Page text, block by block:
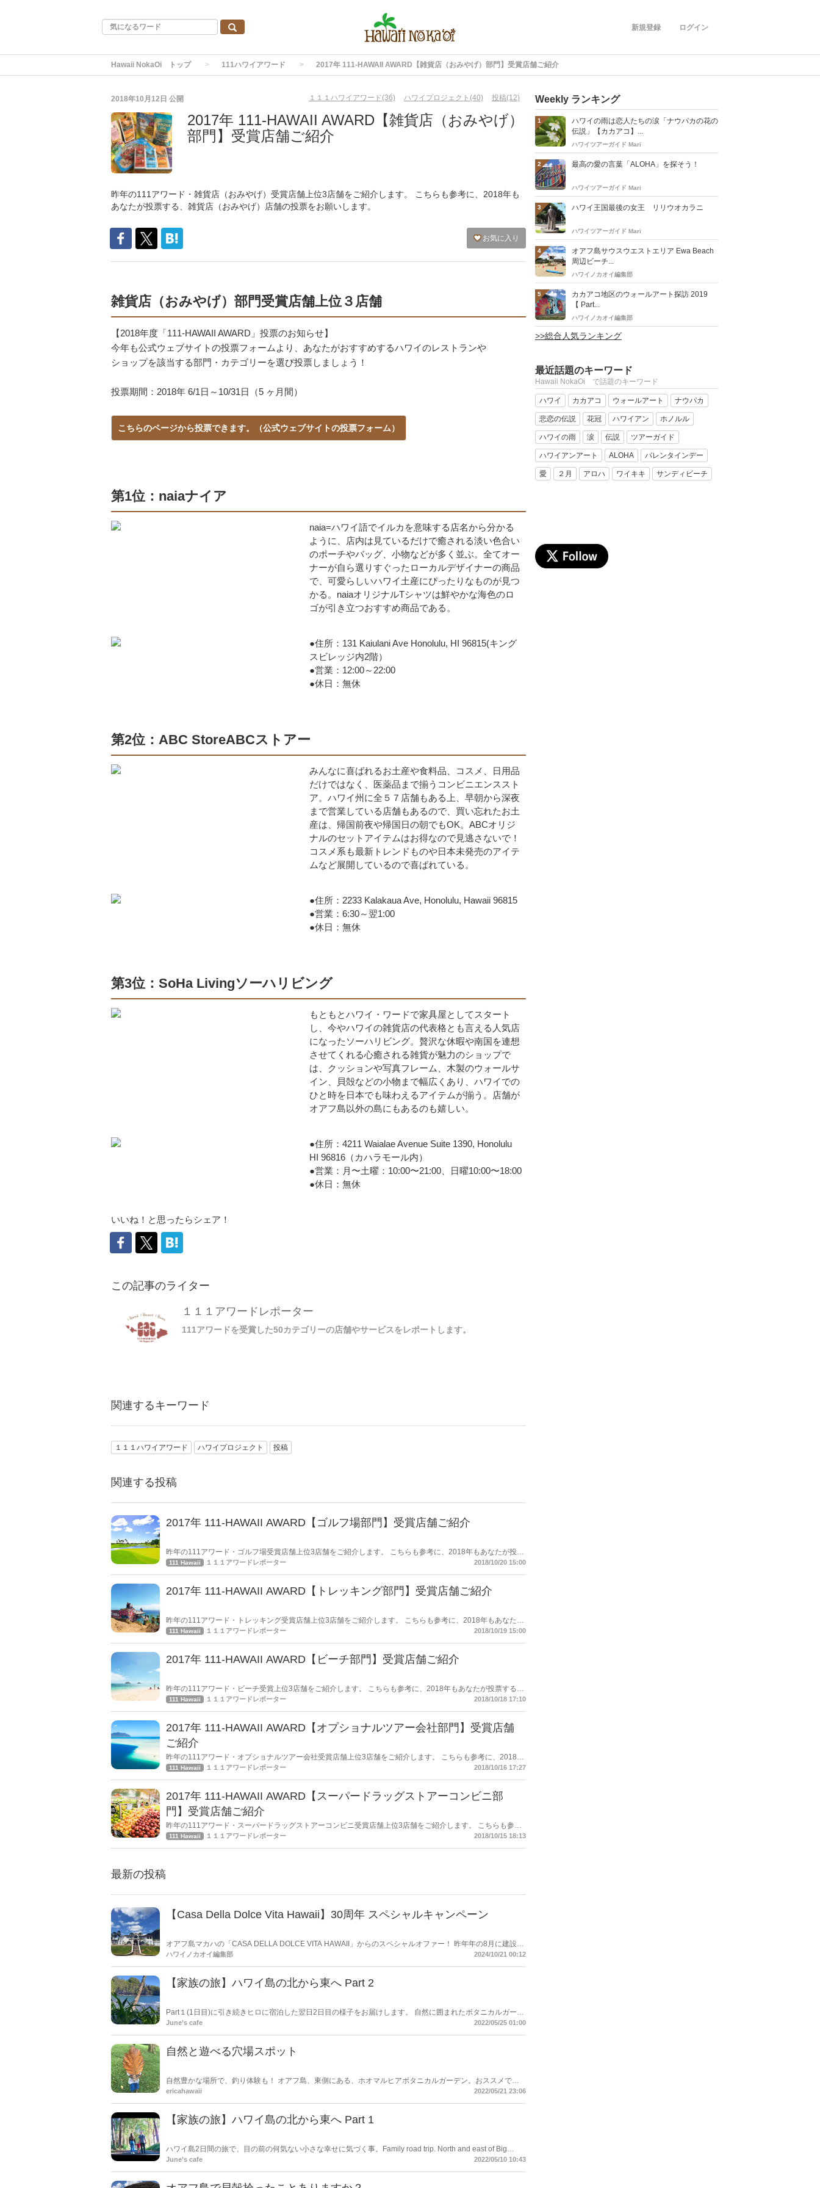
ログイン
新規登録
Hawaii NokaOi トップ 111ハワイアワード 2017年 111-HAWAII AWARD【雑貨店（おみやげ）部門】受賞店舗ご紹介
2018年10月12日 公開 １１１ハワイアワード(36) ハワイプロジェクト(40) 投稿(12)
2017年 111-HAWAII AWARD【雑貨店（おみやげ）
部門】受賞店舗ご紹介
昨年の111アワード・雑貨店（おみやげ）受賞店舗上位3店舗をご紹介します。 こちらも参考に、2018年も
あなたが投票する、雑貨店（おみやげ）店舗の投票をお願いします。
お気に入り
雑貨店（おみやげ）部門受賞店舗上位３店舗
【2018年度「111-HAWAII AWARD」投票のお知らせ】
今年も公式ウェブサイトの投票フォームより、あなたがおすすめするハワイのレストランや
ショップを該当する部門・カテゴリーを選び投票しましょう！
投票期間：2018年 6/1日～10/31日（5 ヶ月間）
こちらのページから投票できます。（公式ウェブサイトの投票フォーム）
第1位：naiaナイア
naia=ハワイ語でイルカを意味する店名から分かる
ように、店内は見ているだけで癒される淡い色合い
のポーチやバッグ、小物などが多く並ぶ。全てオー
ナーが自ら選りすぐったローカルデザイナーの商品
で、可愛らしいハワイ土産にぴったりなものが見つ
かる。naiaオリジナルTシャツは鮮やかな海色のロ
ゴが引き立つおすすめ商品である。
●住所：131 Kaiulani Ave Honolulu, HI 96815(キング
スビレッジ内2階）
●営業：12:00～22:00
●休日：無休
第2位：ABC StoreABCストアー
みんなに喜ばれるお土産や食料品、コスメ、日用品
だけではなく、医薬品まで揃うコンビニエンススト
ア。ハワイ州に全５７店舗もある上、早朝から深夜
まで営業している店舗もあるので、買い忘れたお土
産は、帰国前夜や帰国日の朝でもOK。ABCオリジ
ナルのセットアイテムはお得なので見逃さないで！
コスメ系も最新トレンドものや日本未発売のアイテ
ムなど展開しているので喜ばれている。
●住所：2233 Kalakaua Ave, Honolulu, Hawaii 96815
●営業：6:30～翌1:00
●休日：無休
第3位：SoHa Livingソーハリビング
もともとハワイ・ワードで家具屋としてスタート
し、今やハワイの雑貨店の代表格とも言える人気店
になったソーハリビング。贅沢な休暇や南国を連想
させてくれる心癒される雑貨が魅力のショップで
は、クッションや写真フレーム、木製のウォールサ
イン、貝殻などの小物まで幅広くあり、ハワイでの
ひと時を日本でも味わえるアイテムが揃う。店舗が
オアフ島以外の島にもあるのも嬉しい。
●住所：4211 Waialae Avenue Suite 1390, Honolulu
HI 96816（カハラモール内）
●営業：月〜土曜：10:00〜21:00、日曜10:00〜18:00
●休日：無休
いいね！と思ったらシェア！
この記事のライター
１１１アワードレポーター
111アワードを受賞した50カテゴリーの店舗やサービスをレポートします。
関連するキーワード
１１１ハワイアワード ハワイプロジェクト 投稿
関連する投稿
2017年 111-HAWAII AWARD【ゴルフ場部門】受賞店舗ご紹介
昨年の111アワード・ゴルフ場受賞店舗上位3店舗をご紹介します。 こちらも参考に、2018年もあなたが投票
する、ゴルフ場店舗の投票をお願いします。
111 Hawaii １１１アワードレポーター 2018/10/20 15:00
2017年 111-HAWAII AWARD【トレッキング部門】受賞店舗ご紹介
昨年の111アワード・トレッキング受賞店舗上位3店舗をご紹介します。 こちらも参考に、2018年もあなたが
投票トレッキング店舗の投票をお願いします。
111 Hawaii １１１アワードレポーター 2018/10/19 15:00
2017年 111-HAWAII AWARD【ビーチ部門】受賞店舗ご紹介
昨年の111アワード・ビーチ受賞上位3店舗をご紹介します。 こちらも参考に、2018年もあなたが投票する、
ビーチの投票をお願いします。
111 Hawaii １１１アワードレポーター 2018/10/18 17:10
2017年 111-HAWAII AWARD【オプショナルツアー会社部門】受賞店舗
ご紹介
昨年の111アワード・オプショナルツアー会社受賞店舗上位3店舗をご紹介します。 こちらも参考に、2018年
もあなたが投票する、オプショナルツアー会社店舗の投票をお願いします。
111 Hawaii １１１アワードレポーター 2018/10/16 17:27
2017年 111-HAWAII AWARD【スーパードラッグストアーコンビニ部
門】受賞店舗ご紹介
昨年の111アワード・スーパードラッグストアーコンビニ受賞店舗上位3店舗をご紹介します。 こちらも参考
に、2018年もあなたが投票スーパードラッグストアーコンビニ店舗の投票をお願いします。
111 Hawaii １１１アワードレポーター 2018/10/15 18:13
最新の投稿
【Casa Della Dolce Vita Hawaii】30周年 スペシャルキャンペーン
オアフ島マカハの「CASA DELLA DOLCE VITA HAWAII」からのスペシャルオファー！ 昨年年の8月に建設開
始から30周年を迎えた記念キャンペーンを今年4月15日まで実施します。ハワイに行かれる方は必見です。
ハワイノカオイ編集部 2024/10/21 00:12
【家族の旅】ハワイ島の北から東へ Part 2
Part１(1日目)に引き続きヒロに宿泊した翌日2日目の様子をお届けします。 自然に囲まれたボタニカルガーデ
ンで理想の自分になる事に思いを巡らせる時間が…/Family vlog in Big Island Hawaii
June’s cafe 2022/05/25 01:00
自然と遊べる穴場スポット
自然豊かな場所で、釣り体験も！ オアフ島、東側にある、ホオマルヒアボタニカルガーデン。おススメで
す。
ericahawaii 2022/05/21 23:06
【家族の旅】ハワイ島の北から東へ Part 1
ハワイ島2日間の旅で、目の前の何気ない小さな幸せに気づく事。Family road trip. North and east of Big
island .
June’s cafe 2022/05/10 10:43
Weekly ランキング
1
ハワイの雨は恋人たちの涙「ナウパカの花の
伝説」【カカアコ】...
ハワイツアーガイド Mari
2 最高の愛の言葉「ALOHA」を探そう！
ハワイツアーガイド Mari
3 ハワイ王国最後の女王 リリウオカラニ
ハワイツアーガイド Mari
4
オアフ島サウスウエストエリア Ewa Beach
周辺ビーチ...
ハワイノカオイ編集部
5
カカアコ地区のウォールアート探訪 2019
【 Part...
ハワイノカオイ編集部
>>総合人気ランキング
最近話題のキーワード
Hawaii NokaOi で話題のキーワード
ハワイ カカアコ ウォールアート ナウパカ
悲恋の伝説 花冠 ハワイアン ホノルル
ハワイの雨 涙 伝説 ツアーガイド
ハワイアンアート ALOHA バレンタインデー
愛 ２月 アロハ ワイキキ サンディビーチ